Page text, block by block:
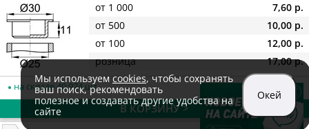
от 1 000
7,60 р.
от 500
10,00 р.
от 100
12,00 р.
розница
17,00 р.
на складе 40 974 шт. Подробнее
В КОРЗИНУ >
Мы используем cookies, чтобы сохранять
ваш поиск, рекомендовать
полезное и создавать другие удобства на
сайте
Окей